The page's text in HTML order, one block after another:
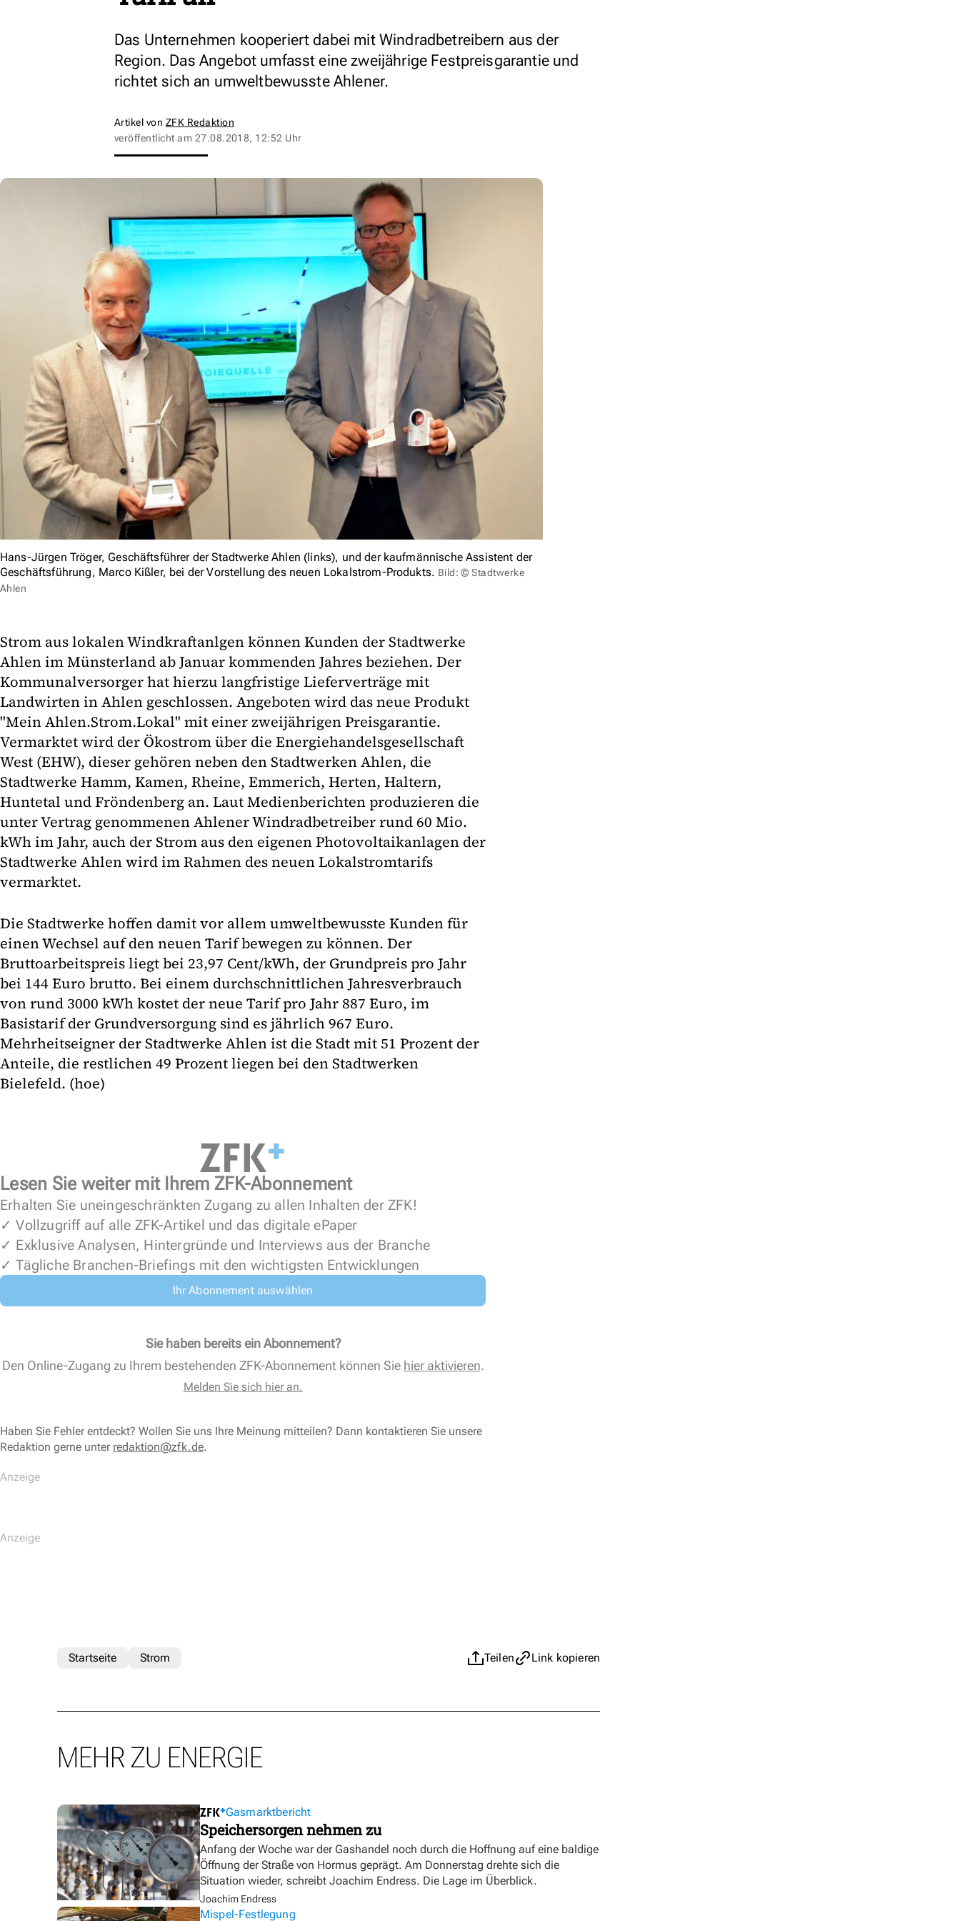
Das Unternehmen kooperiert dabei mit Windradbetreibern aus der
Region. Das Angebot umfasst eine zweijährige Festpreisgarantie und
richtet sich an umweltbewusste Ahlener.
Artikel von ZFK Redaktion
veröffentlicht am 27.08.2018, 12:52 Uhr
Hans-Jürgen Tröger, Geschäftsführer der Stadtwerke Ahlen (links), und der kaufmännische Assistent der
Geschäftsführung, Marco Kißler, bei der Vorstellung des neuen Lokalstrom-Produkts. Bild: © Stadtwerke
Ahlen
Strom aus lokalen Windkraftanlgen können Kunden der Stadtwerke
Ahlen im Münsterland ab Januar kommenden Jahres beziehen. Der
Kommunalversorger hat hierzu langfristige Lieferverträge mit
Landwirten in Ahlen geschlossen. Angeboten wird das neue Produkt
"Mein Ahlen.Strom.Lokal" mit einer zweijährigen Preisgarantie.
Vermarktet wird der Ökostrom über die Energiehandelsgesellschaft
West (EHW), dieser gehören neben den Stadtwerken Ahlen, die
Stadtwerke Hamm, Kamen, Rheine, Emmerich, Herten, Haltern,
Huntetal und Fröndenberg an. Laut Medienberichten produzieren die
unter Vertrag genommenen Ahlener Windradbetreiber rund 60 Mio.
kWh im Jahr, auch der Strom aus den eigenen Photovoltaikanlagen der
Stadtwerke Ahlen wird im Rahmen des neuen Lokalstromtarifs
vermarktet.
Die Stadtwerke hoffen damit vor allem umweltbewusste Kunden für
einen Wechsel auf den neuen Tarif bewegen zu können. Der
Bruttoarbeitspreis liegt bei 23,97 Cent/kWh, der Grundpreis pro Jahr
bei 144 Euro brutto. Bei einem durchschnittlichen Jahresverbrauch
von rund 3000 kWh kostet der neue Tarif pro Jahr 887 Euro, im
Basistarif der Grundversorgung sind es jährlich 967 Euro.
Mehrheitseigner der Stadtwerke Ahlen ist die Stadt mit 51 Prozent der
Anteile, die restlichen 49 Prozent liegen bei den Stadtwerken
Bielefeld. (hoe)
Lesen Sie weiter mit Ihrem ZFK-Abonnement
Erhalten Sie uneingeschränkten Zugang zu allen Inhalten der ZFK!
✓ Vollzugriff auf alle ZFK-Artikel und das digitale ePaper
✓ Exklusive Analysen, Hintergründe und Interviews aus der Branche
✓ Tägliche Branchen-Briefings mit den wichtigsten Entwicklungen
Ihr Abonnement auswählen
Sie haben bereits ein Abonnement?
Den Online-Zugang zu Ihrem bestehenden ZFK-Abonnement können Sie hier aktivieren.
Melden Sie sich hier an.
Haben Sie Fehler entdeckt? Wollen Sie uns Ihre Meinung mitteilen? Dann kontaktieren Sie unsere
Redaktion gerne unter redaktion@zfk.de.
Teilen Link kopieren
Startseite Strom
MEHR ZU ENERGIE
Gasmarktbericht
Speichersorgen nehmen zu
Anfang der Woche war der Gashandel noch durch die Hoffnung auf eine baldige
Öffnung der Straße von Hormus geprägt. Am Donnerstag drehte sich die
Situation wieder, schreibt Joachim Endress. Die Lage im Überblick.
Joachim Endress
Mispel-Festlegung